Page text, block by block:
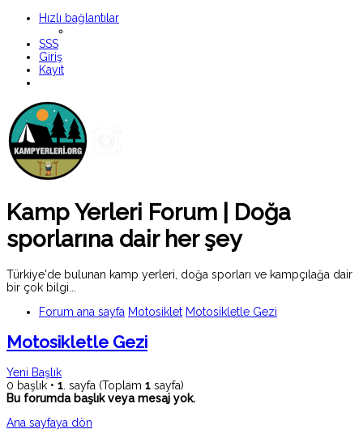
Hızlı bağlantılar
SSS
Giriş
Kayıt
Kamp Yerleri Forum | Doğa
sporlarına dair her şey
Türkiye'de bulunan kamp yerleri, doğa sporları ve kampçılağa dair
bir çok bilgi...
Forum ana sayfa Motosiklet Motosikletle Gezi
Motosikletle Gezi
Yeni Başlık
0 başlık • 1. sayfa (Toplam 1 sayfa)
Bu forumda başlık veya mesaj yok.
Ana sayfaya dön